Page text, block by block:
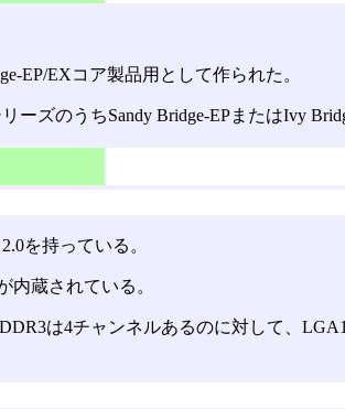
EP/EXコア製品用として作られた。
ズのうちSandy Bridge-EPまたはIvy
2.0を持っている。
内蔵されている。
は4チャンネルあるのに対して、